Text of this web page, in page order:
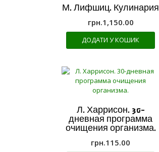
М. Лифшиц. Кулинария
грн.1,150.00
ДОДАТИ У КОШИК
Л. Харрисон. 30-
дневная программа
очищения организма.
грн.115.00